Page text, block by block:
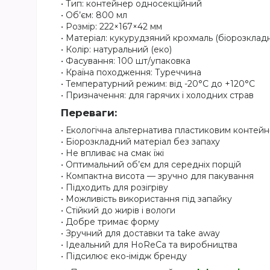
• Тип: контейнер односекційний
• Об’єм: 800 мл
• Розмір: 222×167×42 мм
• Матеріал: кукурудзяний крохмаль
• Колір: натуральний (еко)
• Фасування: 100 шт/упаковка
• Країна походження: Туреччина
• Температурний режим: від -20°C до +120°C
• Призначення: для гарячих і холодних страв
Переваги:
• Екологічна альтернатива пластиковим
• Біорозкладний матеріал без запаху
• Не впливає на смак їжі
• Оптимальний об’єм для середніх порцій
• Компактна висота — зручно для пакування
• Підходить для розігріву
• Можливість використання під запайку
• Стійкий до жирів і вологи
• Добре тримає форму
• Зручний для доставки та take away
• Ідеальний для HoReCa та виробництва
• Підсилює еко-імідж бренду